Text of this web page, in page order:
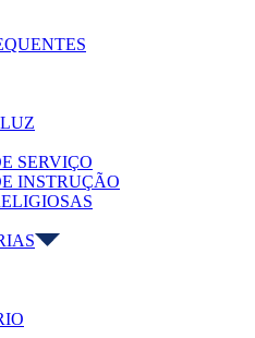
SERVIÇO
INSTRUÇÃO